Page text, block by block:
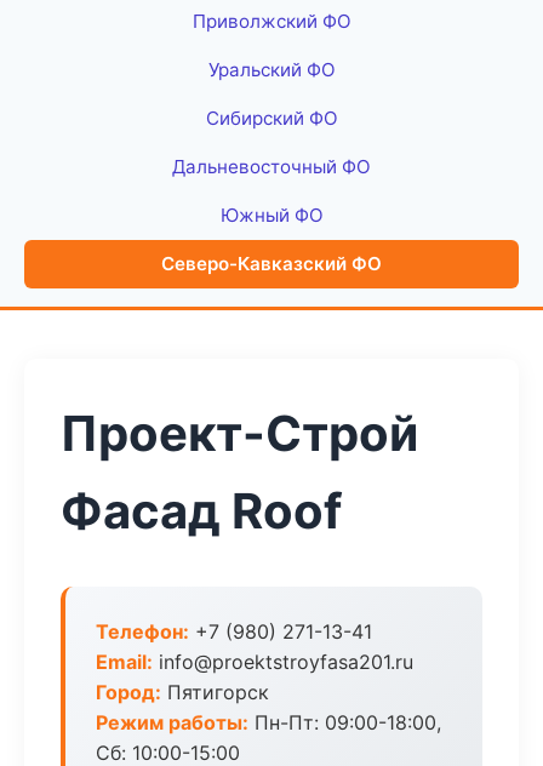
Приволжский ФО
Уральский ФО
Сибирский ФО
Дальневосточный ФО
Южный ФО
Северо-Кавказский ФО
Проект-Строй
Фасад Roof
Телефон: +7 (980) 271-13-41
Email: info@proektstroyfasa201.ru
Город: Пятигорск
Режим работы: Пн-Пт: 09:00-18:00,
Сб: 10:00-15:00